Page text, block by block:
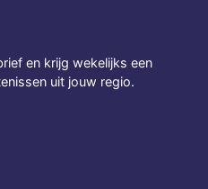
en krijg wekelijks een
uit jouw regio.